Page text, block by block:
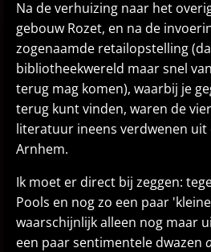
Na de verhuizing naar het
gebouw Rozet, en na de
zogenaamde retailopstelling
bibliotheekwereld maar snel
terug mag komen), waarbij je
terug kunt vinden, waren de
literatuur ineens verdwenen uit
Arnhem.
Ik moet er direct bij zeggen:
Pools en nog zo een paar
waarschijnlijk alleen nog maar
een paar sentimentele dwazen